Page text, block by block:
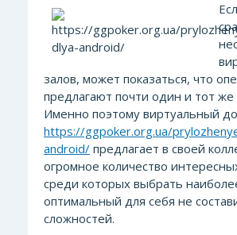
залов, может показаться, что
предлагают почти один и тот же
Именно поэтому виртуальный
https://ggpoker.org.ua/
android/ предлагает в своей
огромное количество
среди которых выбрать
оптимальный для себя не
сложностей.